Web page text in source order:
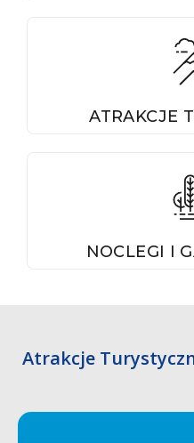
ATRAKCJE
NOCLEGI I
Atrakcje